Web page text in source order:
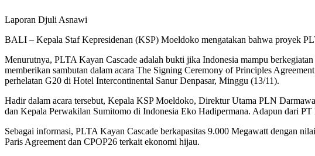
Laporan Djuli Asnawi
BALI – Kepala Staf Kepresidenan (KSP) Moeldoko mengatakan bahwa proyek
Menurutnya, PLTA Kayan Cascade adalah bukti jika Indonesia mampu
memberikan sambutan dalam acara The Signing Ceremony of Principles
perhelatan G20 di Hotel Intercontinental Sanur Denpasar, Minggu (13/11).
Hadir dalam acara tersebut, Kepala KSP Moeldoko, Direktur Utama PLN
dan Kepala Perwakilan Sumitomo di Indonesia Eko Hadipermana. Adapun dari
Sebagai informasi, PLTA Kayan Cascade berkapasitas 9.000 Megawatt dengan
Paris Agreement dan CPOP26 terkait ekonomi hijau.